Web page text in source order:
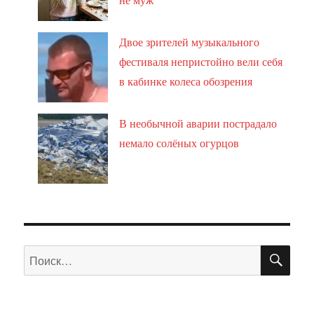
Двое зрителей музыкального
фестиваля непристойно вели себя
в кабинке колеса обозрения
В необычной аварии пострадало
немало солёных огурцов
Искать: